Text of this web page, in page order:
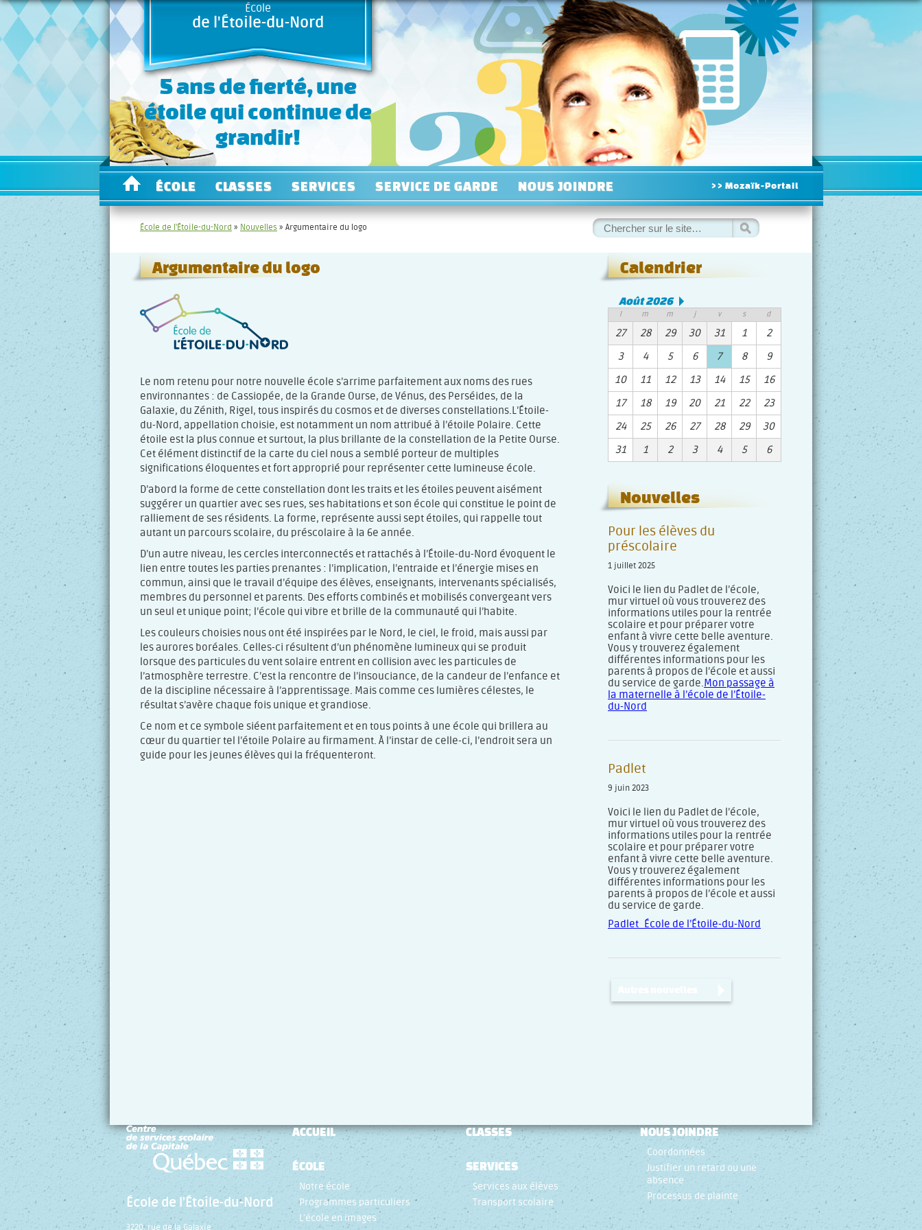
École
de l'Étoile-du-Nord
5 ans de fierté, une
étoile qui continue de
grandir!
ÉCOLE CLASSES SERVICES SERVICE DE GARDE NOUS JOINDRE >> Mozaïk-Portail
École de l'Étoile-du-Nord » Nouvelles » Argumentaire du logo
Rechercher
:
Argumentaire du logo
Le nom retenu pour notre nouvelle école s’arrime parfaitement aux noms des rues
environnantes : de Cassiopée, de la Grande Ourse, de Vénus, des Perséides, de la
Galaxie, du Zénith, Rigel, tous inspirés du cosmos et de diverses constellations.L’Étoile-
du-Nord, appellation choisie, est notamment un nom attribué à l’étoile Polaire. Cette
étoile est la plus connue et surtout, la plus brillante de la constellation de la Petite Ourse.
Cet élément distinctif de la carte du ciel nous a semblé porteur de multiples
significations éloquentes et fort approprié pour représenter cette lumineuse école.
D’abord la forme de cette constellation dont les traits et les étoiles peuvent aisément
suggérer un quartier avec ses rues, ses habitations et son école qui constitue le point de
ralliement de ses résidents. La forme, représente aussi sept étoiles, qui rappelle tout
autant un parcours scolaire, du préscolaire à la 6e année.
D’un autre niveau, les cercles interconnectés et rattachés à l’Étoile-du-Nord évoquent le
lien entre toutes les parties prenantes : l’implication, l’entraide et l’énergie mises en
commun, ainsi que le travail d’équipe des élèves, enseignants, intervenants spécialisés,
membres du personnel et parents. Des efforts combinés et mobilisés convergeant vers
un seul et unique point; l’école qui vibre et brille de la communauté qui l’habite.
Les couleurs choisies nous ont été inspirées par le Nord, le ciel, le froid, mais aussi par
les aurores boréales. Celles-ci résultent d’un phénomène lumineux qui se produit
lorsque des particules du vent solaire entrent en collision avec les particules de
l’atmosphère terrestre. C’est la rencontre de l’insouciance, de la candeur de l’enfance et
de la discipline nécessaire à l’apprentissage. Mais comme ces lumières célestes, le
résultat s’avère chaque fois unique et grandiose.
Ce nom et ce symbole siéent parfaitement et en tous points à une école qui brillera au
cœur du quartier tel l’étoile Polaire au firmament. À l’instar de celle-ci, l’endroit sera un
guide pour les jeunes élèves qui la fréquenteront.
Calendrier
Août 2026 ▷
l m m j v s d
27 28 29 30 31 1
2
3
4 5 6 7 8
9
10
11 12 13 14 15
16
17
18 19 20 21 22
23
24
25 26 27 28 29
30
31
1 2 3 4 5 6
Nouvelles
Pour les élèves du
préscolaire
1 juillet 2025
Voici le lien du Padlet de l’école,
mur virtuel où vous trouverez des
informations utiles pour la rentrée
scolaire et pour préparer votre
enfant à vivre cette belle aventure.
Vous y trouverez également
différentes informations pour les
parents à propos de l’école et aussi
du service de garde.Mon passage à
la maternelle à l’école de l’Étoile-
du-Nord
Padlet
9 juin 2023
Voici le lien du Padlet de l’école,
mur virtuel où vous trouverez des
informations utiles pour la rentrée
scolaire et pour préparer votre
enfant à vivre cette belle aventure.
Vous y trouverez également
différentes informations pour les
parents à propos de l’école et aussi
du service de garde.
Padlet_École de l’Étoile-du-Nord
École de l'Étoile-du-Nord
3220, rue de la Galaxie
ACCUEIL
ÉCOLE
Notre école
Programmes particuliers
L’école en images
CLASSES
SERVICES
Services aux élèves
Transport scolaire
NOUS JOINDRE
Coordonnées
Justifier un retard ou une
absence
Processus de plainte